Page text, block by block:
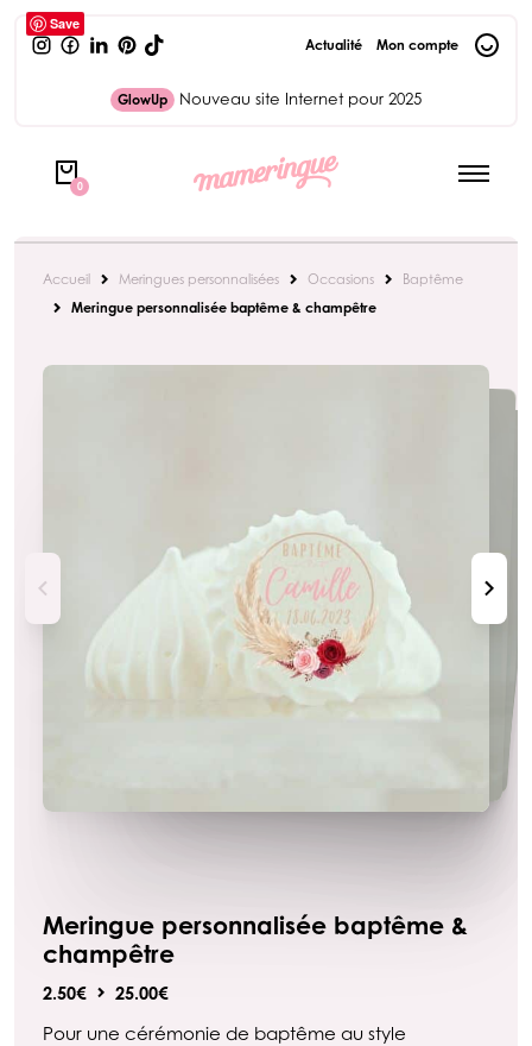
GlowUp Nouveau site Internet pour 2025
Actualité Mon compte
0
Accueil Meringues personnalisées Occasions
Baptême
Meringue personnalisée baptême & champêtre
Save
Meringue personnalisée baptême &
champêtre
2.50€ 25.00€
Pour une cérémonie de baptême au style